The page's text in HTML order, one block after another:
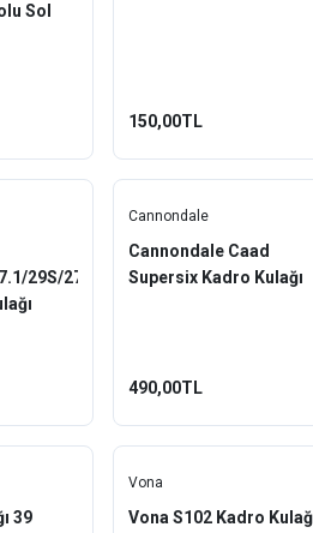
Sol
150,00TL
29S/27S
Cannondale
Cannondale Caad
Supersix Kadro Kulağı
490,00TL
39
Vona
Vona S102 Kadro